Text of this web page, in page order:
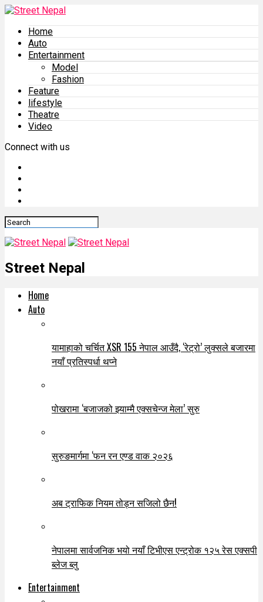
Home
Auto
Entertainment
Model
Fashion
Feature
lifestyle
Theatre
Video
Connect with us
Street Nepal
Home
Auto
यामाहाको चर्चित XSR 155 नेपाल आउँदै, ‘रेट्रो’ लुक्सले बजारमा
नयाँ प्रतिस्पर्धा थप्ने
पोखरामा ‘बजाजको झ्याम्मै एक्सचेन्ज मेला’ सुरु
सुरुङमार्गमा ‘फन रन एण्ड वाक २०२६
अब ट्राफिक नियम तोड्न सजिलो छैन!
नेपालमा सार्वजनिक भयो नयाँ टिभीएस एन्ट्रोक १२५ रेस एक्सपी
ब्लेज ब्लु
Entertainment